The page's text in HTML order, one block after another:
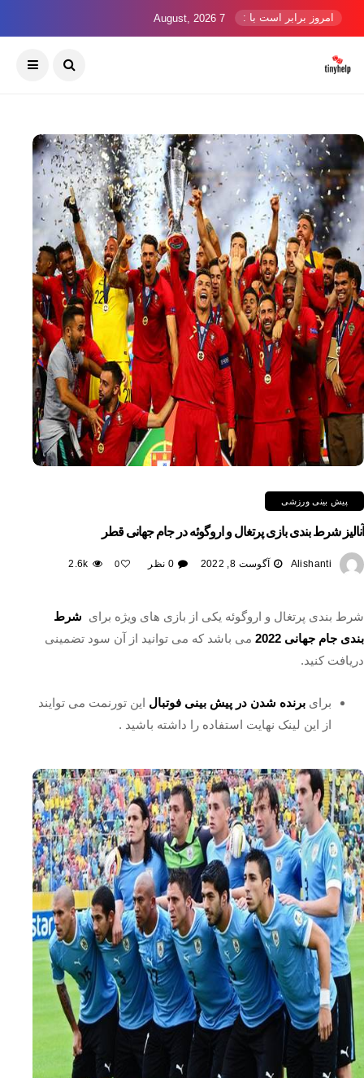
امروز برابر است با : 7 August, 2026
پیش بینی ورزشی
آنالیز شرط بندی بازی پرتغال و اروگوئه در جام جهانی قطر
Alishanti آگوست 8, 2022 0 نظر 0
2.6k
شرط بندی پرتغال و اروگوئه یکی از بازی های ویژه برای شرط
بندی جام جهانی 2022
می باشد که می توانید از آن سود تضمینی
دریافت کنید.
برای برنده شدن در پیش بینی فوتبال این تورنمت می توایند
از این لینک نهایت استفاده را داشته باشید .